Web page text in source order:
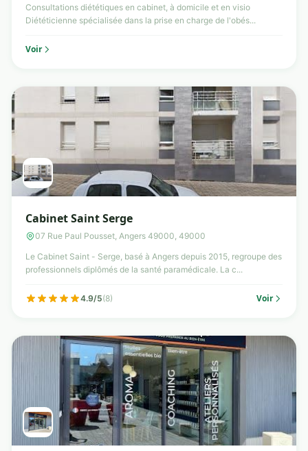
Consultations diététiques en cabinet, à domicile et en visio
Diététicienne spécialisée dans la prise en charge de l'obés...
Voir
Cabinet Saint Serge
07 Rue Paul Pousset, Angers 49000, 49000
Le Cabinet Saint - Serge, basé à Angers depuis 2015, regroupe des
professionnels diplômés de la santé paramédicale. La c...
4.9/5(8) Voir